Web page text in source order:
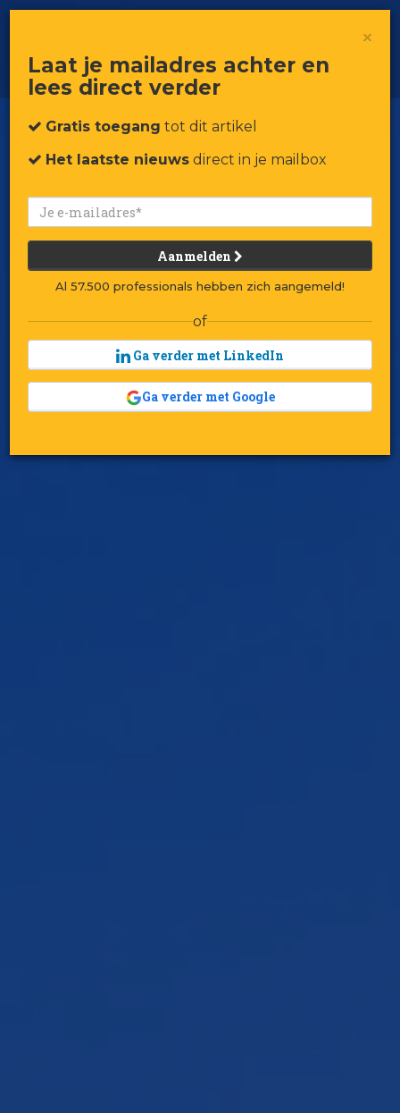
×
Laat je mailadres achter en
lees direct verder
Gratis toegang tot dit artikel
Het laatste nieuws direct in je mailbox
Aanmelden
Al 57.500 professionals hebben zich aangemeld!
of
Ga verder met LinkedIn
Ga verder met Google